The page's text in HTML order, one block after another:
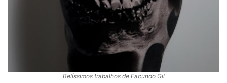
Belíssimos trabalhos de Facundo Gil